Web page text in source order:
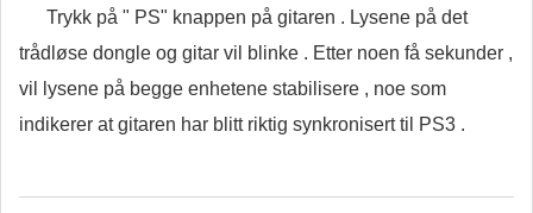
Trykk på " PS" knappen på gitaren . Lysene på det
trådløse dongle og gitar vil blinke . Etter noen få sekunder ,
vil lysene på begge enhetene stabilisere , noe som
indikerer at gitaren har blitt riktig synkronisert til PS3 .